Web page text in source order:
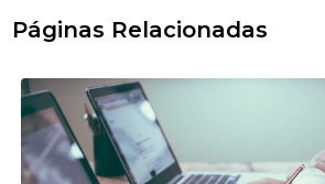
Páginas Relacionadas